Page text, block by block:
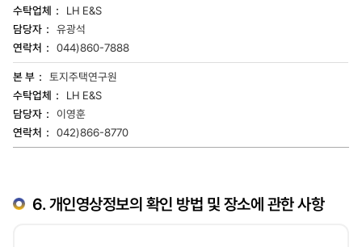
LH E&S
유광석
044)860-7888
토지주택연구원
LH E&S
이영훈
042)866-8770
6. 개인영상정보의 확인 방법 및 장소에 관한 사항